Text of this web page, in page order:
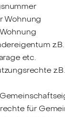
Wohnung
etc.
für